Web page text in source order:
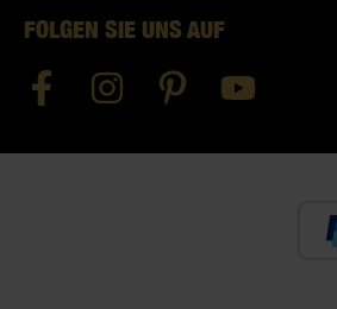
FOLGEN SIE UNS AUF